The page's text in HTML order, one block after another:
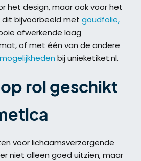
het design, maar ook voor het
bijvoorbeeld met goudfolie,
afwerkende laag
of met één van de andere
bij unieketiket.nl.
rol geschikt
voor lichaamsverzorgende
niet alleen goed uitzien, maar